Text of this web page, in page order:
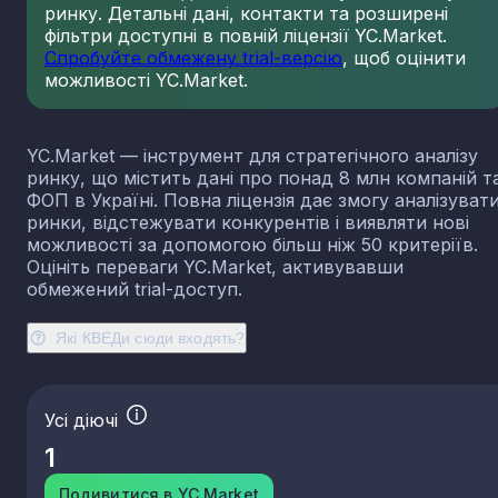
Які КВЕДи сюди входять?
ринку. Детальні дані, контакти та розширені
фільтри доступні в повній ліцензії YC.Market.
Спробуйте обмежену trial-версію, щоб оцінити
можливості YC.Market.
YC.Market — інструмент для стратегічного аналізу
ринку, що містить дані про понад 8 млн компаній
ФОП в Україні. Повна ліцензія дає змогу
ринки, відстежувати конкурентів і виявляти нові
можливості за допомогою більш ніж 50 критеріїв.
Оцініть переваги YC.Market, активувавши
обмежений trial-доступ.
Усі діючі
1
Подивитися в YC.Market
23.13 Виробництво порожнистого скла
23.14 Виробництво скловолокна
23.19 Виробництво й оброблення інших скляних
23.31 Виробництво керамічних плиток і плит
23.32 Виробництво цегли, черепиці та інших
виробів із випаленої глини
23.41
Виробництво господарських і декоративних
керамічних виробів
23.42
Виробництво керамічних санітарно-технічних
23.43 Виробництво керамічних електроізоляторів та
ізоляційної арматури
призначення
23.49 Виробництво інших керамічних виробів
23.52 Виробництво вапна та гіпсових сумішей